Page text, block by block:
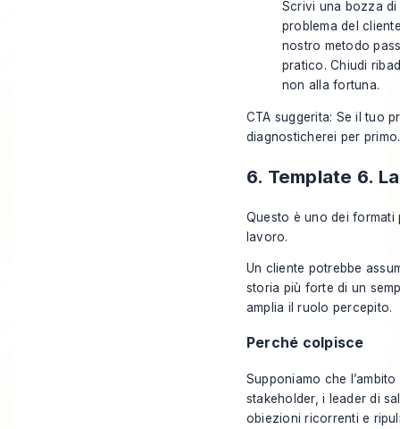
Scrivi una bozza di
problema del
nostro metodo
pratico. Chiudi
non alla fortuna.
CTA suggerita: Se il tuo
diagnosticherei per primo.
6. Template 6.
Questo è uno dei
lavoro.
Un cliente potrebbe
storia più forte di un
amplia il ruolo percepito.
Perché colpisce
Supponiamo che
stakeholder, i leader di
obiezioni ricorrenti e